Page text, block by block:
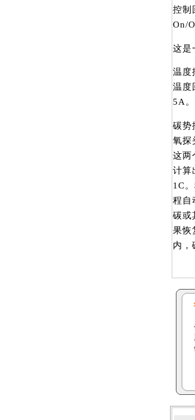
控制
On/
这是
温度
温度
5A。
碳势
氧探
这两
计算
1C
程自
碳或
果恢
内，